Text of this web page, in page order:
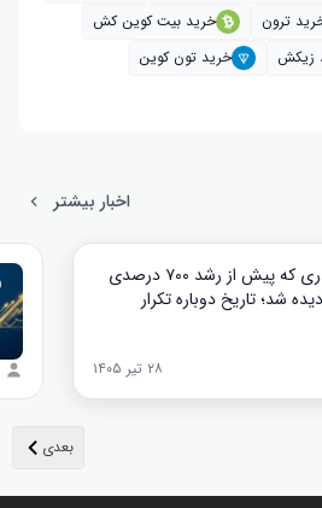
ترون
خرید بیت کوین کش
زیکش
خرید تون کوین
اخبار بیشتر
سیگنال نادری که پیش از رشد ۷۰۰ درصدی
شد؛ تاریخ دوباره تکرار
۲۸ تیر ۱۴۰۵